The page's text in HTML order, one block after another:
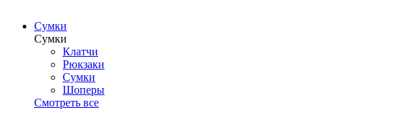
Сумки
Сумки
Клатчи
Рюкзаки
Сумки
Шоперы
Смотреть все